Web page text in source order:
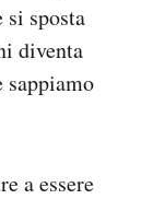
sposta
diventa
sappiamo
a essere